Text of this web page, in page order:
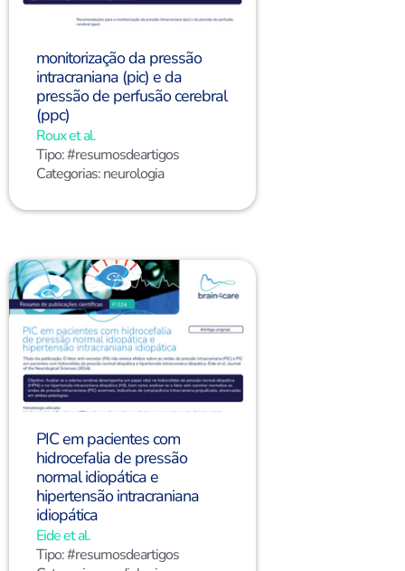
monitorização da pressão
intracraniana (pic) e da
pressão de perfusão cerebral
(ppc)
Roux et al.
Tipo:#resumosdeartigos
Categorias:neurologia
PIC em pacientes com
hidrocefalia de pressão
normal idiopática e
hipertensão intracraniana
idiopática
Eide et al.
Tipo:#resumosdeartigos